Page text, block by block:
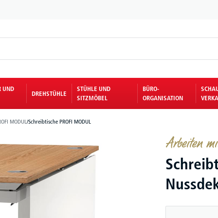
UND
DREHSTÜHLE
STÜHLE UND
SITZMÖBEL
BÜRO-
ORGANISATION
MODUL/Schreibtische PROFI MODUL
Arbeiten